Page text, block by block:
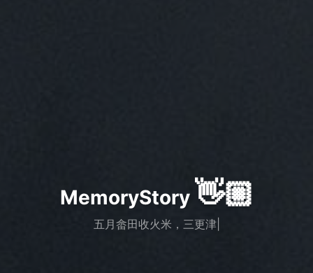
MemoryStory 👋🏼
五月畲田收火米，三更津吏报潮鸡。